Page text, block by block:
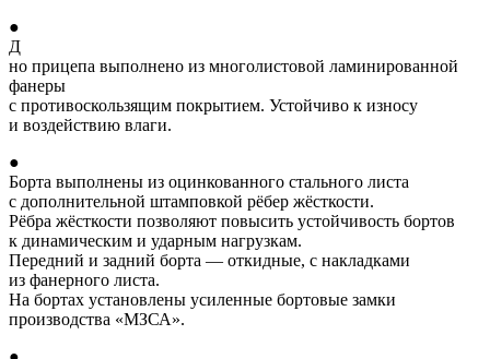
●
Д
но прицепа выполнено из многолистовой ламинированной
фанеры
с противоскользящим покрытием. Устойчиво к износу
и воздействию влаги.
●
Борта выполнены из оцинкованного стального листа
с дополнительной штамповкой рёбер жёсткости.
Рёбра жёсткости позволяют повысить устойчивость бортов
к динамическим и ударным нагрузкам.
Передний и задний борта — откидные, с накладками
из фанерного листа.
На бортах установлены усиленные бортовые замки
производства «МЗСА».